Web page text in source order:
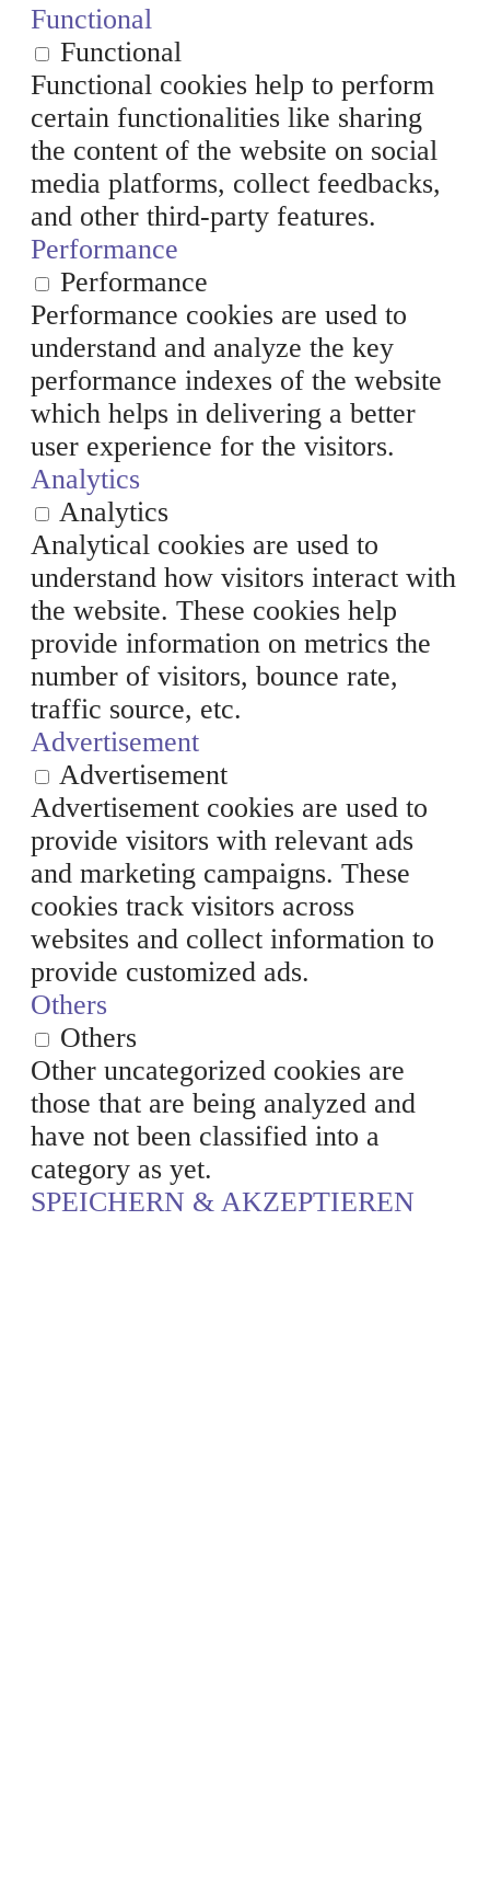
Functional
Functional
Functional cookies help to perform
certain functionalities like sharing
the content of the website on social
media platforms, collect feedbacks,
and other third-party features.
Performance
Performance
Performance cookies are used to
understand and analyze the key
performance indexes of the website
which helps in delivering a better
user experience for the visitors.
Analytics
Analytics
Analytical cookies are used to
understand how visitors interact with
the website. These cookies help
provide information on metrics the
number of visitors, bounce rate,
traffic source, etc.
Advertisement
Advertisement
Advertisement cookies are used to
provide visitors with relevant ads
and marketing campaigns. These
cookies track visitors across
websites and collect information to
provide customized ads.
Others
Others
Other uncategorized cookies are
those that are being analyzed and
have not been classified into a
category as yet.
SPEICHERN & AKZEPTIEREN